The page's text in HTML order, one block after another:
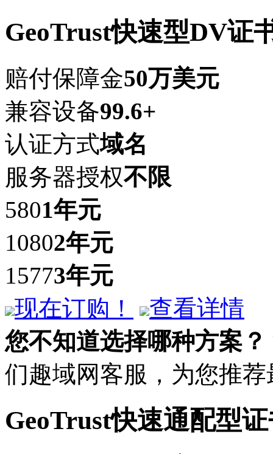
GeoTrust快速型DV证
赔付保障金50万美元
兼容设备99.6+
认证方式域名
服务器授权不限
5801年元
10802年元
15773年元
现在订购！
查看详情
您不知道选择哪种方案？
们趣域网客服，为您推
GeoTrust快速通配型